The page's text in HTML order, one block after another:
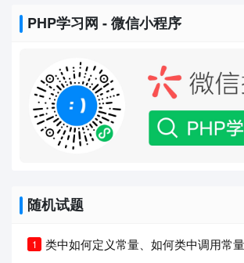
PHP学习网 - 微信小程序
随机试题
类中如何定义常量、如何类中调用常